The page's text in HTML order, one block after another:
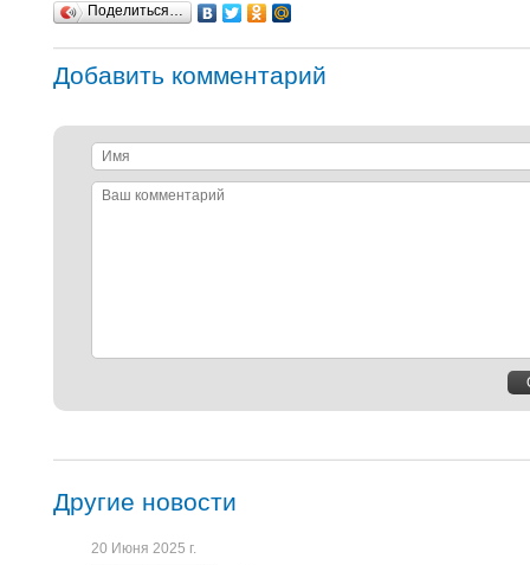
Поделиться…
Добавить комментарий
Имя
Ваш
Другие новости
20 Июня 2025 г.